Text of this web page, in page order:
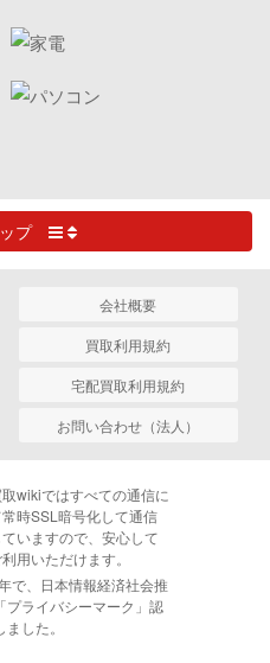
プ
会社概要
買取利用規約
宅配買取利用規約
お問い合わせ（法人）
取wikiではすべての通信に
時SSL暗号化して通信
ていますので、安心して
利用いただけます。
で、日本情報経済社会推
プライバシーマーク」認
した。